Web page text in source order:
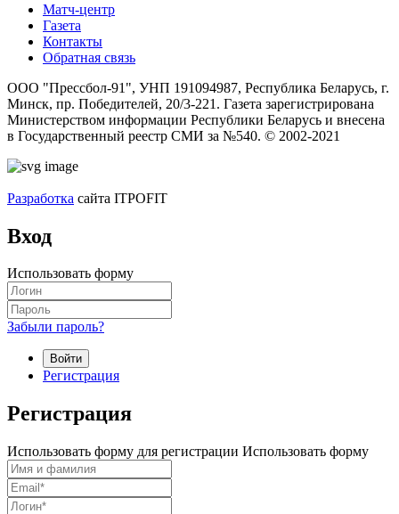
Матч-центр
Газета
Контакты
Обратная связь
ООО "Прессбол-91", УНП 191094987, Республика Беларусь, г.
Минск, пр. Победителей, 20/3-221. Газета зарегистрирована
Министерством информации Республики Беларусь и внесена
в Государственный реестр СМИ за №540. © 2002-2021
Разработка сайта ITPOFIT
Вход
Использовать форму
Забыли пароль?
Войти
Регистрация
Регистрация
Использовать форму для регистрации Использовать форму